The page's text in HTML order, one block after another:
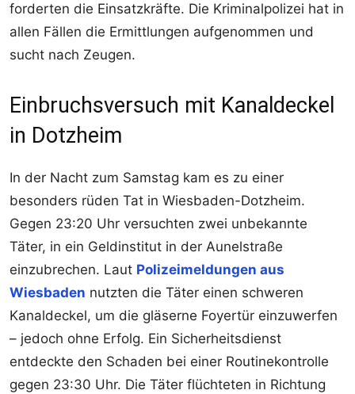
forderten die Einsatzkräfte. Die Kriminalpolizei hat in
allen Fällen die Ermittlungen aufgenommen und
sucht nach Zeugen.
Einbruchsversuch mit Kanaldeckel
in Dotzheim
In der Nacht zum Samstag kam es zu einer
besonders rüden Tat in Wiesbaden-Dotzheim.
Gegen 23:20 Uhr versuchten zwei unbekannte
Täter, in ein Geldinstitut in der Aunelstraße
einzubrechen. Laut Polizeimeldungen aus
Wiesbaden nutzten die Täter einen schweren
Kanaldeckel, um die gläserne Foyertür einzuwerfen
– jedoch ohne Erfolg. Ein Sicherheitsdienst
entdeckte den Schaden bei einer Routinekontrolle
gegen 23:30 Uhr. Die Täter flüchteten in Richtung